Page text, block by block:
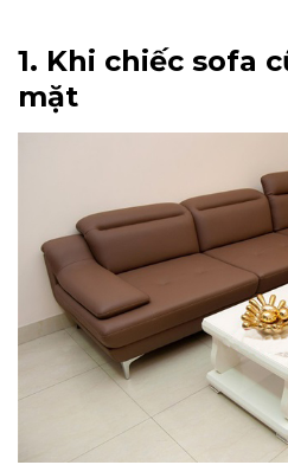
1. Khi chiếc sofa
mặt